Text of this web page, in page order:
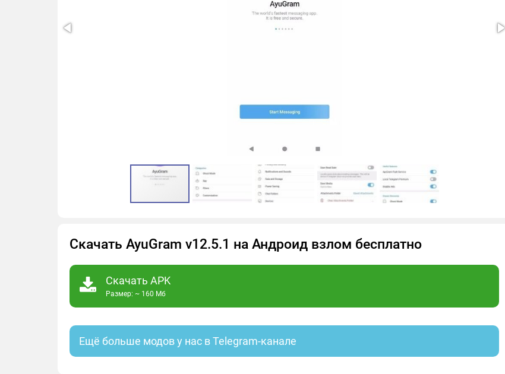
Скачать AyuGram v12.5.1 на Андроид взлом бесплатно
Скачать APK
Размер: ~ 160 Мб
Ещё больше модов у нас в Telegram-канале